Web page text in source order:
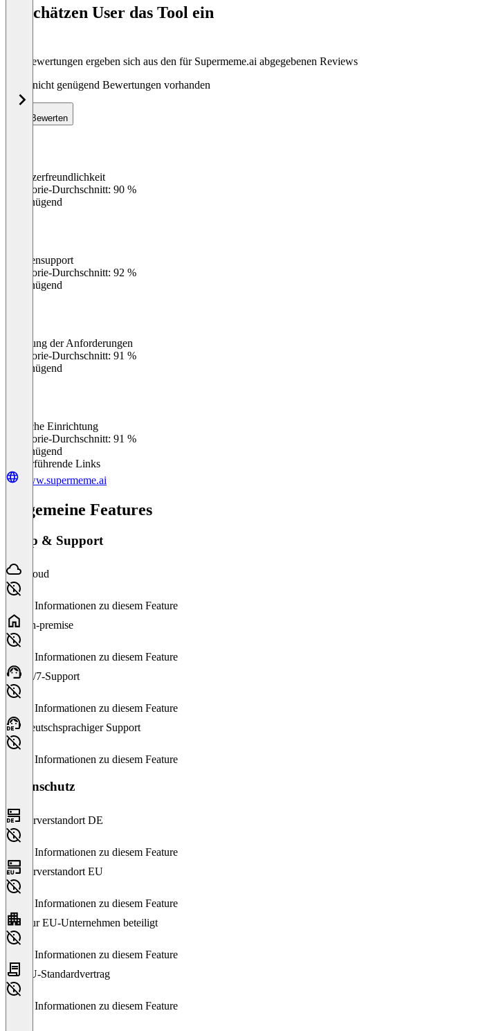
So schätzen User das Tool ein
Die Bewertungen ergeben sich aus den für Supermeme.ai abgegebenen Reviews
Noch nicht genügend Bewertungen vorhanden
Bewerten
Benutzerfreundlichkeit
Kategorie-Durchschnitt: 90 %
Ungenügend
Kundensupport
Kategorie-Durchschnitt: 92 %
Ungenügend
Erfüllung der Anforderungen
Kategorie-Durchschnitt: 91 %
Ungenügend
Einfache Einrichtung
Kategorie-Durchschnitt: 91 %
Ungenügend
Weiterführende Links
www.supermeme.ai
Allgemeine Features
Setup & Support
Cloud
Keine Informationen zu diesem Feature
On-premise
Keine Informationen zu diesem Feature
24/7-Support
Keine Informationen zu diesem Feature
Deutschsprachiger Support
Keine Informationen zu diesem Feature
Datenschutz
Serverstandort DE
Keine Informationen zu diesem Feature
Serverstandort EU
Keine Informationen zu diesem Feature
Nur EU-Unternehmen beteiligt
Keine Informationen zu diesem Feature
EU-Standardvertrag
Keine Informationen zu diesem Feature